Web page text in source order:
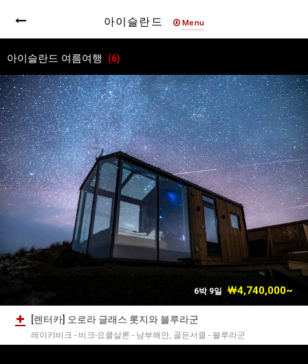
아이슬란드 Menu
아이슬란드 여름여행 (6)
6박 9일 ￦4,740,000~
[렌터카] 오로라 글래스 롯지와 블루라군
레이캬비크 - 비크-요쿨살론 - 남부해안, 골든서클 - 블루라군